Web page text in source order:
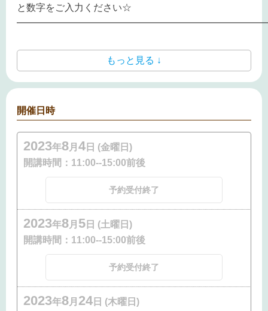
と数字をご入力ください☆
もっと見る ↓
開催日時
2023年8月 4 日 (金曜日)
開講時間： 11:00--15:00前後
予約受付終了
2023年8月 5 日 (土曜日)
開講時間： 11:00--15:00前後
予約受付終了
2023年8月 24 日 (木曜日)